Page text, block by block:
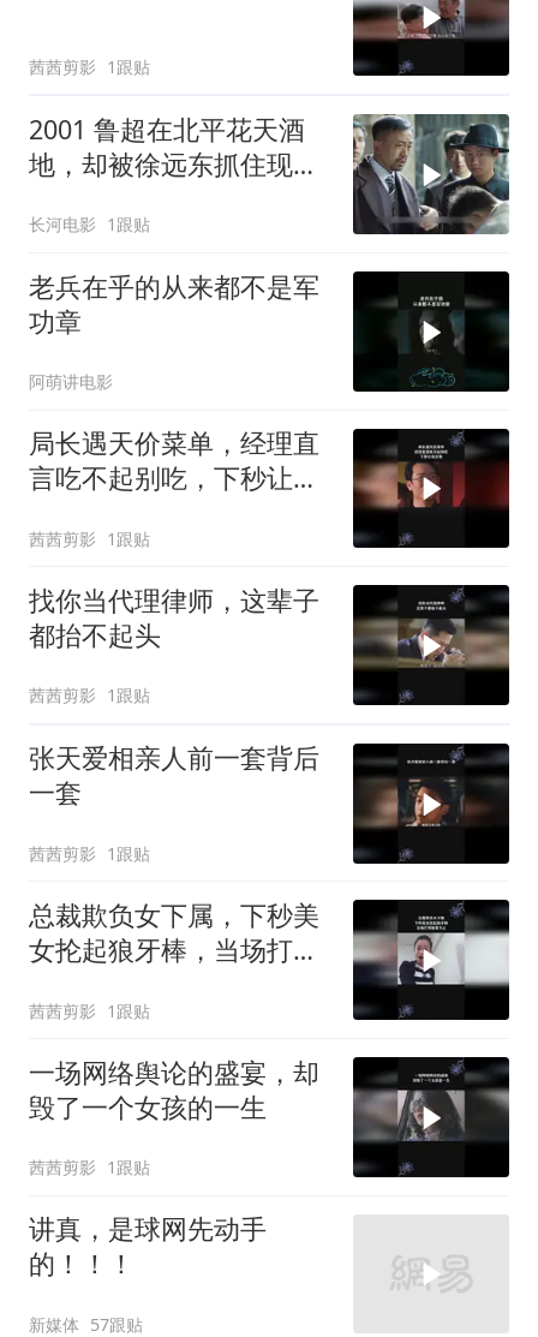
茜茜剪影 1跟贴
2001 鲁超在北平花天酒
地，却被徐远东抓住现
长河电影 1跟贴
老兵在乎的从来都不是军
功章
阿萌讲电影
局长遇天价菜单，经理直
言吃不起别吃，下秒让他
茜茜剪影 1跟贴
找你当代理律师，这辈子
都抬不起头
茜茜剪影 1跟贴
张天爱相亲人前一套背后
一套
茜茜剪影 1跟贴
总裁欺负女下属，下秒美
女抡起狼牙棒，当场打到
茜茜剪影 1跟贴
一场网络舆论的盛宴，却
毁了一个女孩的一生
茜茜剪影 1跟贴
讲真，是球网先动手
的！！！
新媒体 57跟贴